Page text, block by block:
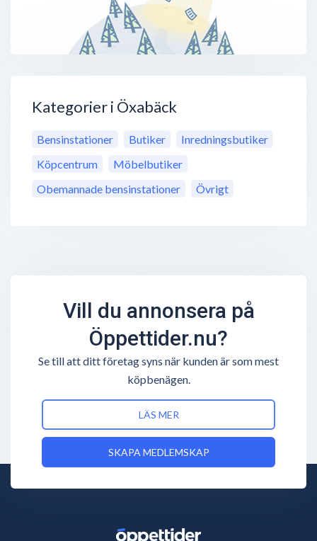
Kategorier i Öxabäck
Bensinstationer Butiker
Inredningsbutiker
Köpcentrum
Möbelbutiker
Obemannade bensinstationer
Övrigt
Vill du annonsera på
Öppettider.nu?
Se till att ditt företag syns när kunden är som mest
köpbenägen.
LÄS MER
SKAPA MEDLEMSKAP